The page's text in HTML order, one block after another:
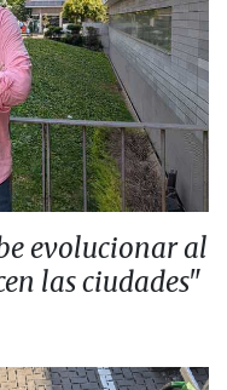
evolucionar al
las ciudades"